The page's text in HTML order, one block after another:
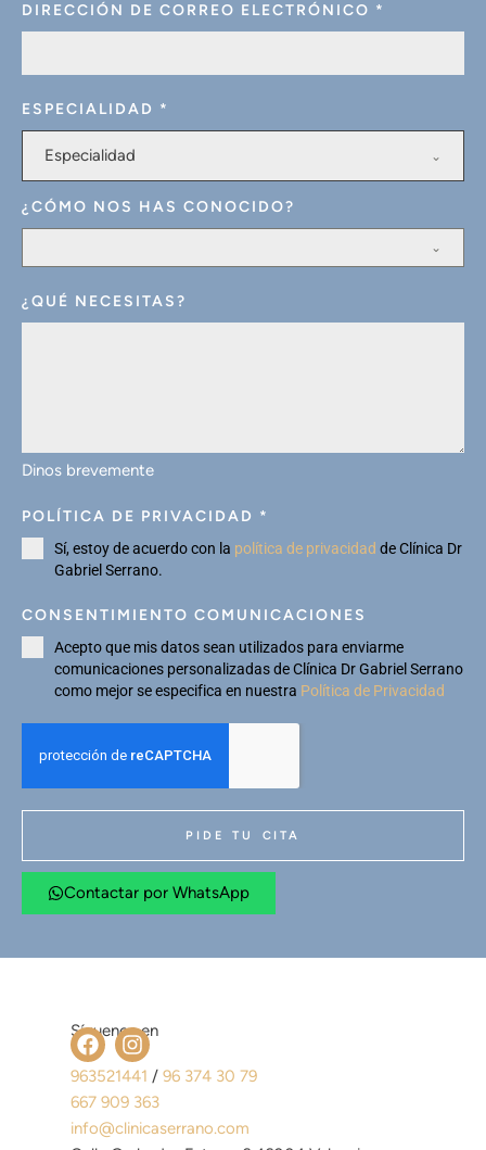
DIRECCIÓN DE CORREO ELECTRÓNICO *
ESPECIALIDAD *
Especialidad
¿CÓMO NOS HAS CONOCIDO?
¿QUÉ NECESITAS?
Dinos brevemente
POLÍTICA DE PRIVACIDAD *
Sí, estoy de acuerdo con la política de privacidad de Clínica Dr
Gabriel Serrano.
CONSENTIMIENTO COMUNICACIONES
Acepto que mis datos sean utilizados para enviarme
comunicaciones personalizadas de Clínica Dr Gabriel Serrano
como mejor se especifica en nuestra Política de Privacidad
PIDE TU CITA
Contactar por WhatsApp
Síguenos en
963521441 / 96 374 30 79
667 909 363
info@clinicaserrano.com